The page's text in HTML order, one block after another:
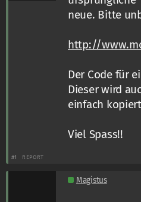
neue. Bitte
http://
Der Code für
Dieser wird
einfach
Viel Spass!!
#1 REPORT
Magistus